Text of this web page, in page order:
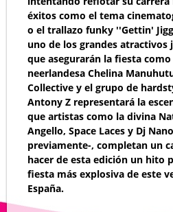
éxitos como el tema
o el trallazo funky ''Gettin'
uno de los grandes
que asegurarán la fiesta
neerlandesa Chelina
Collective y el grupo de
Antony Z representará la
que artistas como la divina
Angello, Space Laces y Dj
previamente-, completan un
hacer de esta edición un hito
fiesta más explosiva de este
España.